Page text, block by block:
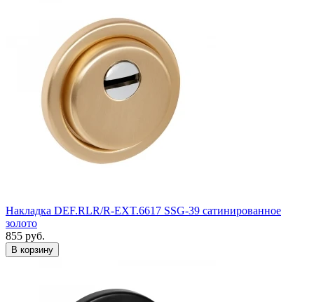
Накладка DEF.RLR/R-EXT.6617 SSG-39 сатинированное
золото
855 руб.